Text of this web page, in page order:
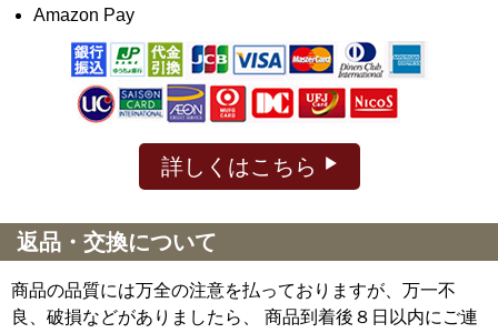
Amazon Pay
詳しくはこちら
返品・交換について
商品の品質には万全の注意を払っておりますが、万一不
良、破損などがありましたら、 商品到着後８日以内にご連